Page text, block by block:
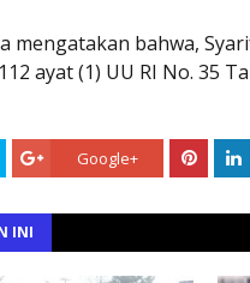
mengatakan bahwa,
ayat (1) UU RI No. 35
Google+
INI